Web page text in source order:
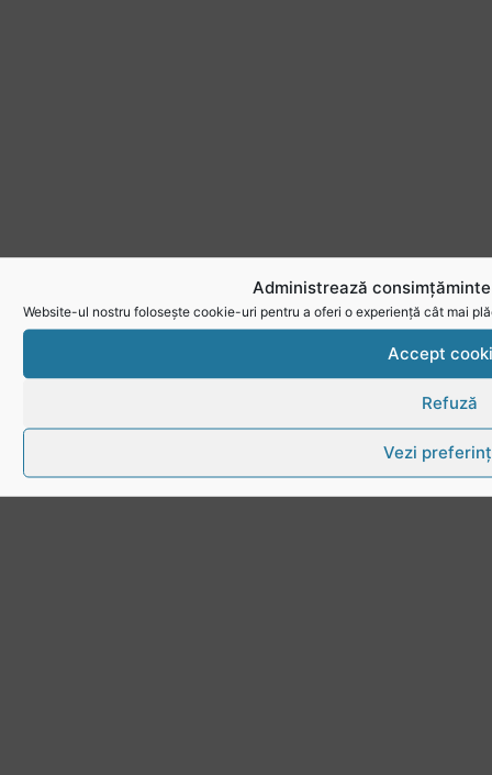
Administrează
Website-ul nostru folosește cookie-uri pentru a oferi o experiență cât mai
Accept
Refuză
Vezi